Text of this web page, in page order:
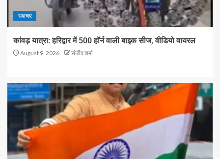
समाचार
कांवड़ यात्रा: हरिद्वार में 500 हॉर्न वाली बाइक सीज, वीडियो वायरल
August 9, 2026 संजीव शर्मा